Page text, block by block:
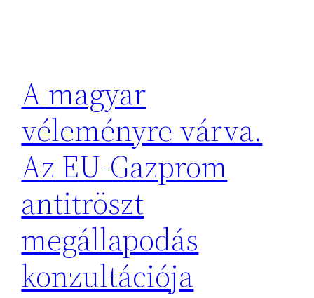
A magyar
véleményre várva.
Az EU-Gazprom
antitröszt
megállapodás
konzultációja